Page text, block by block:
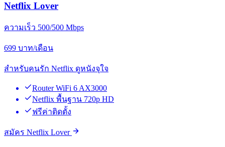
Netflix Lover
ความเร็ว 500/500 Mbps
699 บาท/เดือน
สำหรับคนรัก Netflix ดูหนังจุใจ
Router WiFi 6 AX3000
Netflix พื้นฐาน 720p HD
ฟรีค่าติดตั้ง
สมัคร Netflix Lover